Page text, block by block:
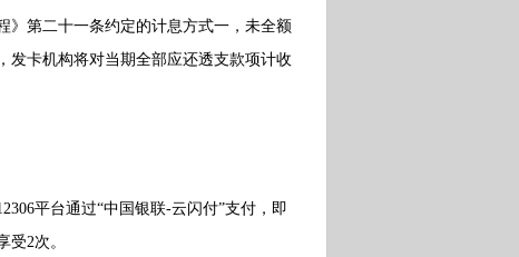
第二十一条约定的计息方式一，未全额
发卡机构将对当期全部应还透支款项计收
平台通过“中国银联-云闪付”支付，即
2次。